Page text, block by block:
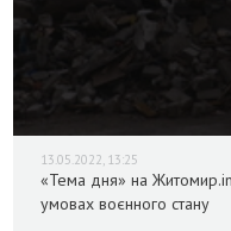
13.05.2022, 13:25
«Тема дня» на
умовах воєнного стану